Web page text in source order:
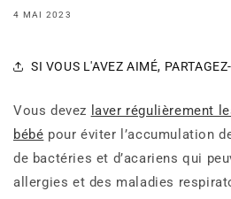
4 MAI 2023
SI VOUS L'AVEZ AIMÉ,
Vous devez laver régulièrement
bébé pour éviter l’accumulation
de bactéries et d’acariens qui
allergies et des maladies